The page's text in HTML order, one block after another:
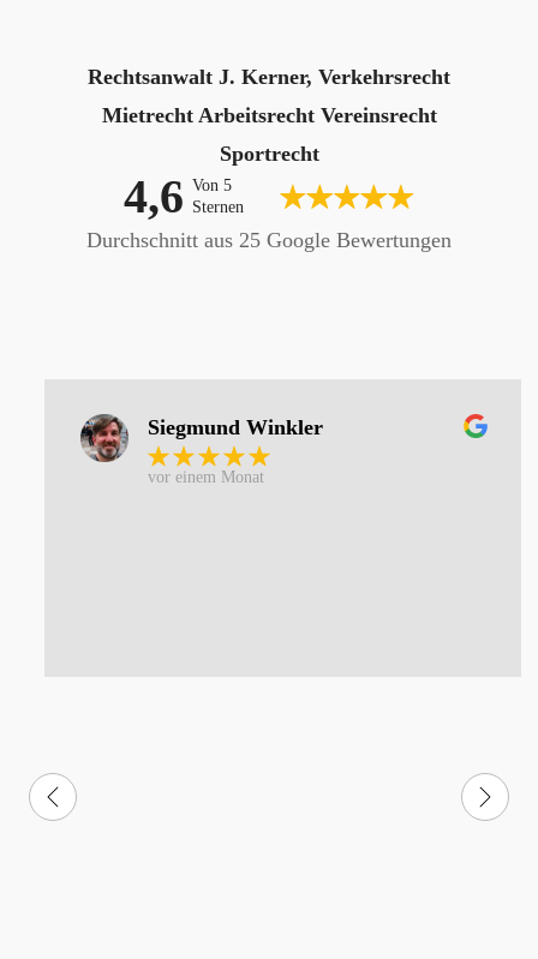
Rechtsanwalt J. Kerner, Verkehrsrecht
Mietrecht Arbeitsrecht Vereinsrecht
Sportrecht
4,6 Von 5
Sternen
Durchschnitt aus 25 Google Bewertungen
Siegmund Winkler
vor einem Monat